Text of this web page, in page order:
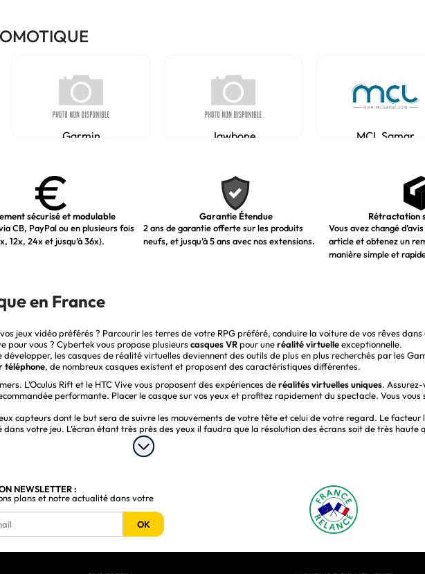
Garmin Jawbone MCL Samar
sécurisé et modulable
CB, PayPal ou en plusieurs fois
12x, 24x et jusqu’à 36x).
Garantie Étendue
2 ans de garantie offerte sur les produits
neufs, et jusqu’à 5 ans avec nos extensions.
Rétractation
Vous avez changé
article et obtenez un
manière simple et
en France
jeux vidéo préférés ? Parcourir les terres de votre RPG préféré, conduire la voiture de vos rêves
pour vous ? Cybertek vous propose plusieurs casques VRpour uneréalité virtuelleexceptionnelle.
les casques de réalité virtuelles deviennent des outils de plus en plus recherchés par les
téléphone, de nombreux casques existent et proposent des caractéristiques différentes.
L’Oculus Rift et le HTC Vive vous proposent des expériences deréalités virtuelles uniques.
performante. Placer le casque sur vos yeux et profitez rapidement du spectacle. Vous
capteurs dont le but sera de suivre les mouvements de votre tête et celui de votre regard. Le
votre jeu. L’écran étant très près des yeux il faudra que la résolution des écrans soit de très haute
au mieux le jeu. Grâce aux écrans OLED, les casques possèdent une réactivité à toute épreuve et
PC et un casque VR pour smartphone ?
aux smartphones. Ces casques sont radicalement différents des casques de réalité virtuelle PC.
VR. Glisser votre smartphone dans la fente prévue à cet effet et profiter de vos vidéos et de
possédez un smartphone compatible avec ce type de casque il vous sera possible d’en profiter
NEWSLETTER :
plans et notre actualité dans votre
OK